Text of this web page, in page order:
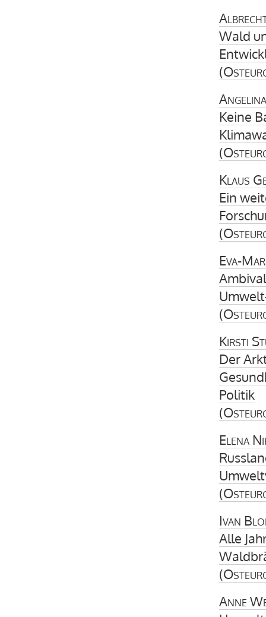
Wald
(
Keine
(
Klaus
Ein
(
Eva-
(
Kirsti
Der
Politik
(
Elena
(
Ivan
Alle
(
Anne